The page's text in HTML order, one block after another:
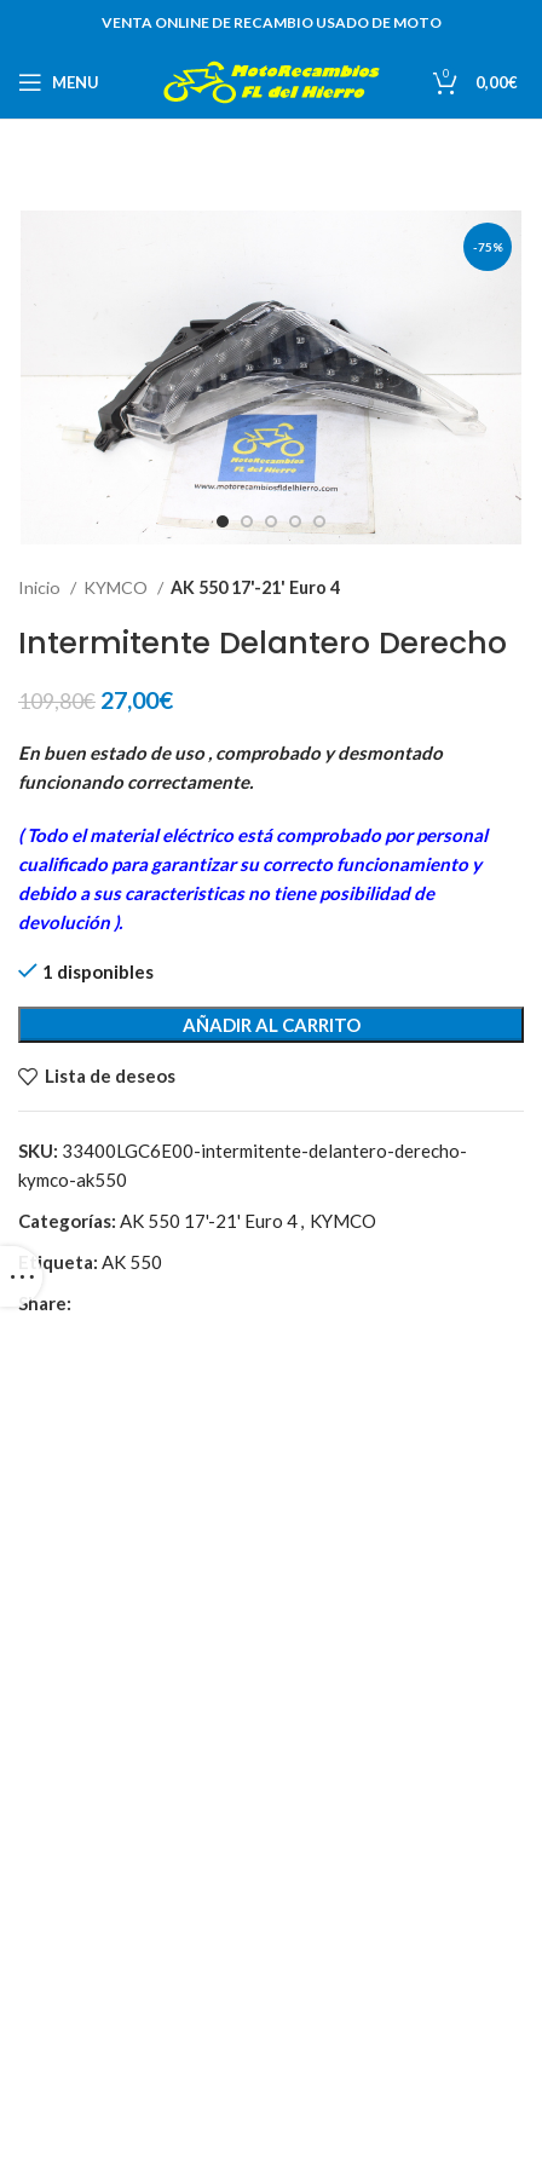
VENTA ONLINE DE RECAMBIO USADO DE MOTO
MENU 0 0,00€
-75%
Inicio KYMCO AK 550 17'-21' Euro 4
Intermitente Delantero Derecho
109,80€ El
original
era:
27,00€El
actual
es:
En buen estado de uso , comprobado y desmontado
funcionando correctamente.
( Todo el material eléctrico está comprobado por personal
cualificado para garantizar su correcto funcionamiento y
debido a sus caracteristicas no tiene posibilidad de
devolución ).
1 disponibles
AÑADIR AL CARRITO
Lista de deseos
SKU: 33400LGC6E00-intermitente-delantero-derecho-
kymco-ak550
Categorías: AK 550 17'-21' Euro 4, KYMCO
Etiqueta: AK 550
Share: